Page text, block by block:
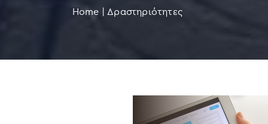
Home |Δραστηριότητες